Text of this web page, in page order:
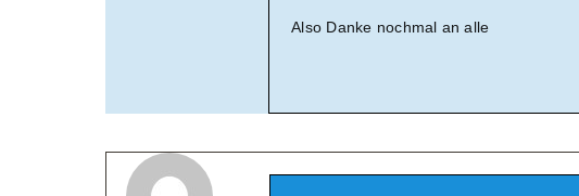
Also Danke nochmal an alle